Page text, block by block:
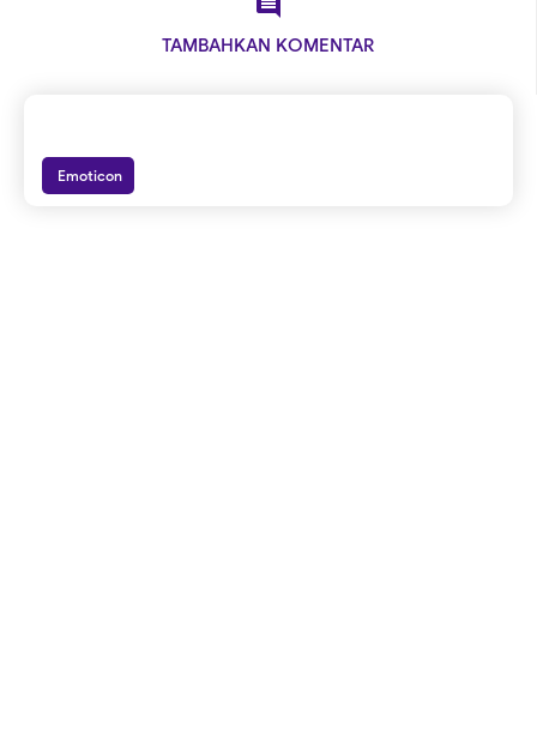

TAMBAHKAN KOMENTAR
Emoticon